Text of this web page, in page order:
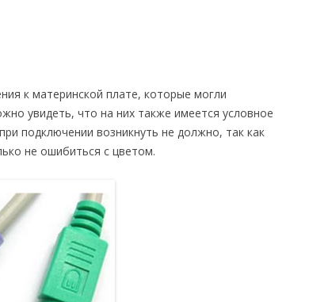
к материнской плате, которые могли
увидеть, что на них также имеется условное
подключении возникнуть не должно, так как
не ошибиться с цветом.